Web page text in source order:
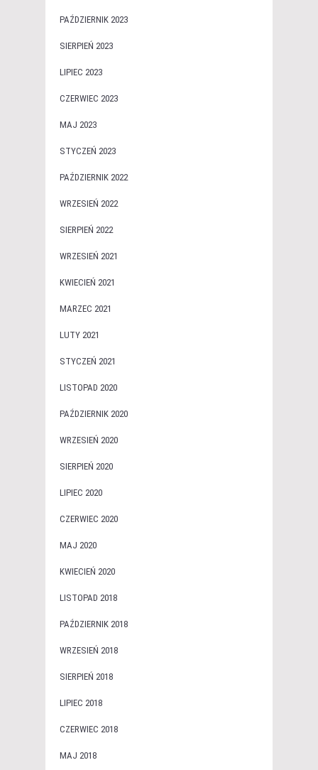
PAŹDZIERNIK 2023
SIERPIEŃ 2023
LIPIEC 2023
CZERWIEC 2023
MAJ 2023
STYCZEŃ 2023
PAŹDZIERNIK 2022
WRZESIEŃ 2022
SIERPIEŃ 2022
WRZESIEŃ 2021
KWIECIEŃ 2021
MARZEC 2021
LUTY 2021
STYCZEŃ 2021
LISTOPAD 2020
PAŹDZIERNIK 2020
WRZESIEŃ 2020
SIERPIEŃ 2020
LIPIEC 2020
CZERWIEC 2020
MAJ 2020
KWIECIEŃ 2020
LISTOPAD 2018
PAŹDZIERNIK 2018
WRZESIEŃ 2018
SIERPIEŃ 2018
LIPIEC 2018
CZERWIEC 2018
MAJ 2018